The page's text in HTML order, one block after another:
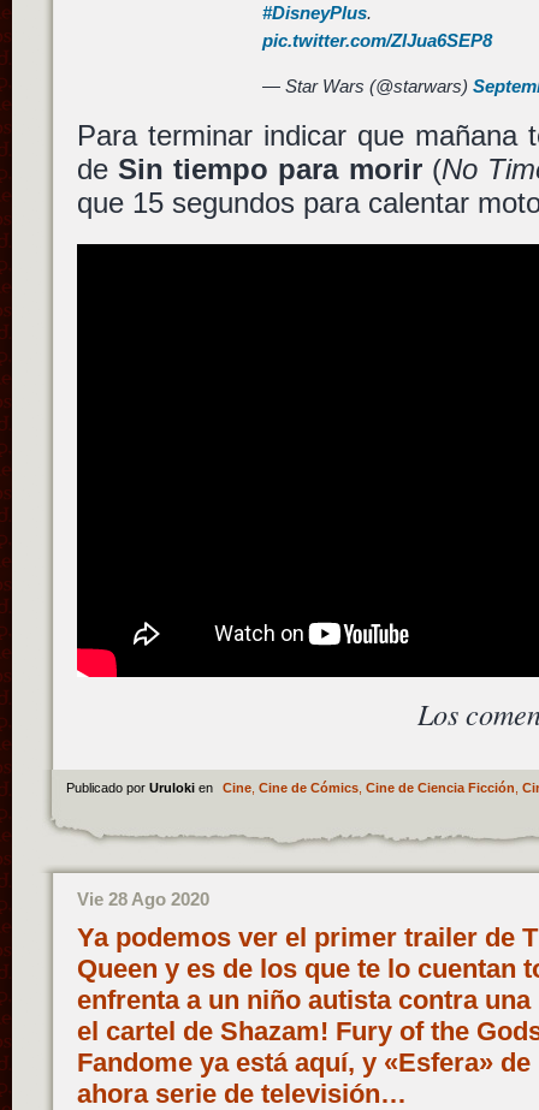
#DisneyPlus
pic.twitter.com/ZlJua6SEP8
— Star Wars (@starwars)
Para terminar indicar que mañana
de Sin tiempo para morir(No
que 15 segundos para calentar
Los
Publicado por Uruloki en Cine, Cine de Cómics, Cine de Ciencia Ficción
Vie 28 Ago 2020
Ya podemos ver el primer trailer de
Queen y es de los que te lo cuentan
enfrenta a un niño autista contra
el cartel de Shazam! Fury of the
Fandome ya está aquí, y «Esfera»
ahora serie de televisión…